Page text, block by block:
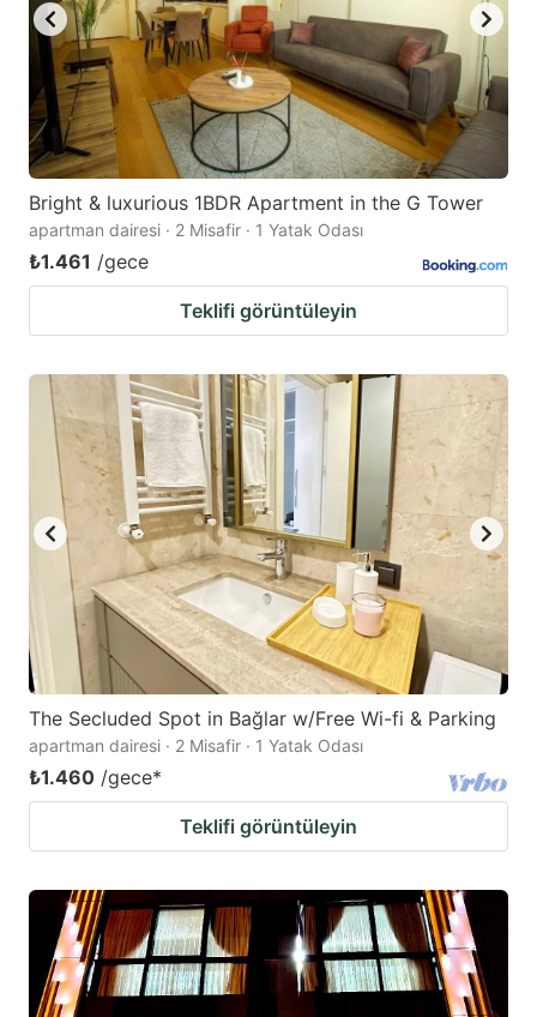
Bright & luxurious 1BDR Apartment in the G Tower
apartman dairesi · 2 Misafir · 1 Yatak Odası
₺1.461 /gece
Teklifi görüntüleyin
The Secluded Spot in Bağlar w/Free Wi-fi & Parking
apartman dairesi · 2 Misafir · 1 Yatak Odası
₺1.460 /gece*
Teklifi görüntüleyin